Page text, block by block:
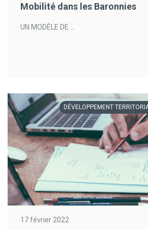
Mobilité dans les Baronnies
UN MODÈLE DE ...
DÉVELOPPEMENT
17 février 2022